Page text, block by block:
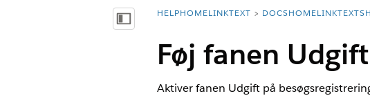
Vis indholdsfortegnelse
breadcrumbDescription
HELPHOMELINKTEXT
Føj fanen
Aktiver fanen Udgift på